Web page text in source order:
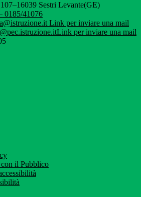
Sestri Levante(GE)
0185/41076
Link per inviare una mail
Link per inviare una mail
il Pubblico